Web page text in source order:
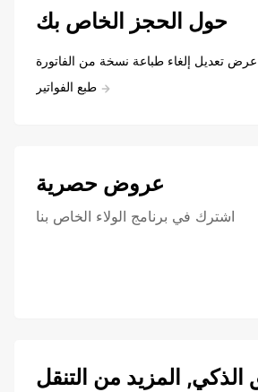
حول الحجز الخاص بك
عرض تعديل إلغاء طباعة نسخة من الفاتورة
طبع الفواتير
عروض حصرية
اشترك في برنامج الولاء الخاص بنا
الذكي, المزيد من التنقل